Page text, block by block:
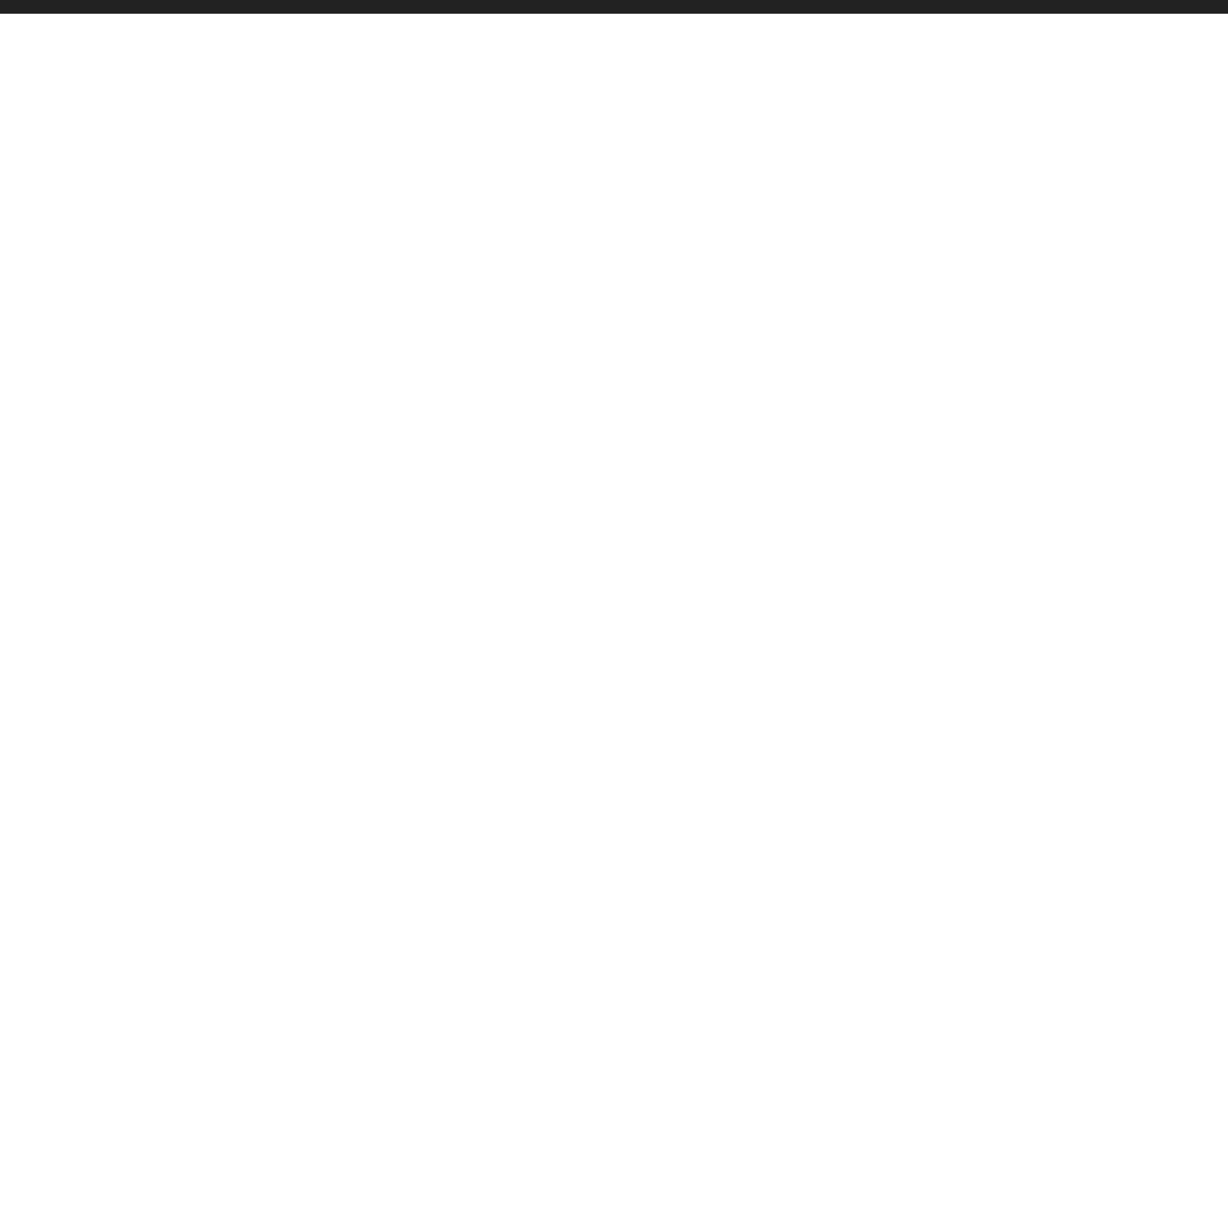
((modalTitle)) ×
Accedi